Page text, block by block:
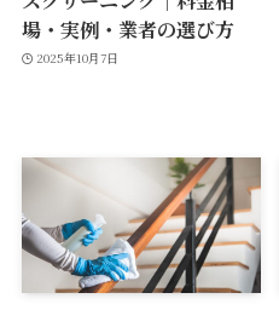
場・実例・業者の選び方
2025年10月7日